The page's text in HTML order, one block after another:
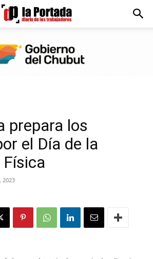
prepara los
el Día de la
2023